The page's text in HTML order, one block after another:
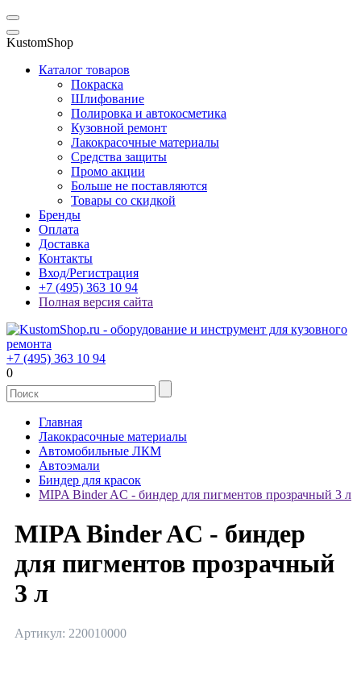
KustomShop
Каталог товаров
Покраска
Шлифование
Полировка и автокосметика
Кузовной ремонт
Лакокрасочные материалы
Средства защиты
Промо акции
Больше не поставляются
Товары со скидкой
Бренды
Оплата
Доставка
Контакты
Вход/Регистрация
+7 (495) 363 10 94
Полная версия сайта
+7 (495) 363 10 94
0
Главная
Лакокрасочные материалы
Автомобильные ЛКМ
Автоэмали
Биндер для красок
MIPA Binder AC - биндер для пигментов прозрачный 3 л
MIPA Binder AC - биндер
для пигментов прозрачный
3 л
Артикул: 220010000